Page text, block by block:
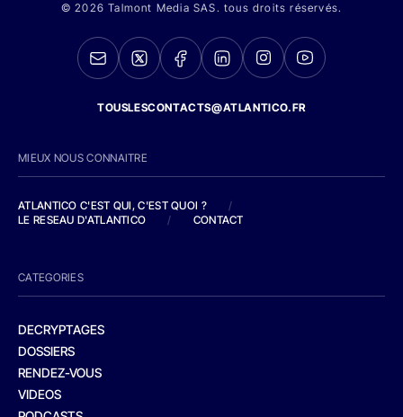
© 2026 Talmont Media SAS. tous droits réservés.
TOUSLESCONTACTS@ATLANTICO.FR
MIEUX NOUS CONNAITRE
ATLANTICO C'EST QUI, C'EST QUOI ?
/
LE RESEAU D'ATLANTICO
/ CONTACT
CATEGORIES
DECRYPTAGES
DOSSIERS
RENDEZ-VOUS
VIDEOS